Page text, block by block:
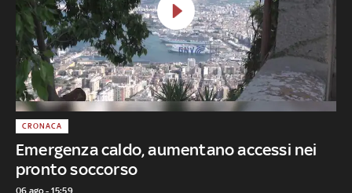
Emergenza caldo, aumentano accessi nei
pronto soccorso
CRONACA
06 ago - 15:59